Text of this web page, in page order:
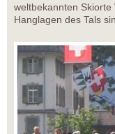
weltbekannten
Hanglagen des Tals